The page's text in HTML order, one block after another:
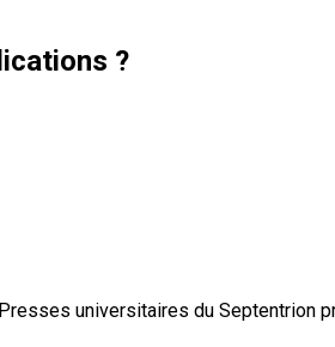
?
universitaires du Septentrion